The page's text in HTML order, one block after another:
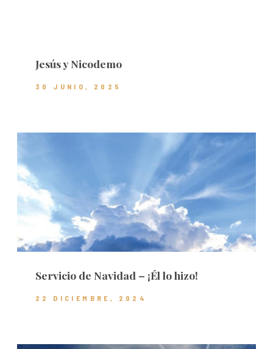
Jesús y Nicodemo
30 JUNIO, 2025
Servicio de Navidad – ¡Él lo hizo!
22 DICIEMBRE, 2024